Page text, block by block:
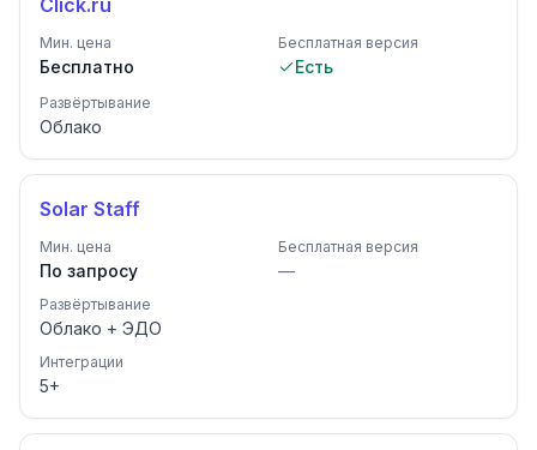
Click.ru
Мин. цена
Бесплатно
Бесплатная версия
Есть
Развёртывание
Облако
Solar Staff
Мин. цена
По запросу
Бесплатная версия
—
Развёртывание
Облако + ЭДО
Интеграции
5+